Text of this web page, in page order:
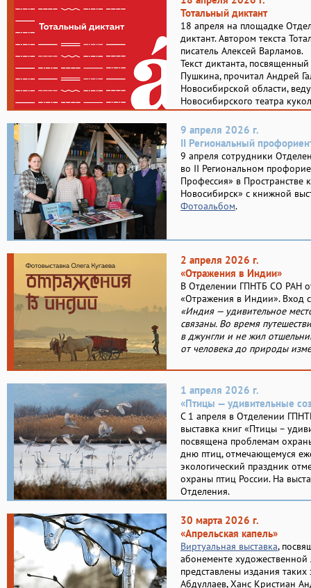
Тотальный диктант
18 апреля на площадке
диктант. Автором текста
писатель Алексей Варламов.
Текст диктанта,
Пушкина, прочитал Андрей
Новосибирской области,
Новосибирского театра
9 апреля 2026 г.
II Региональный
9 апреля сотрудники
во II Региональном
Профессия» в Пространстве
Новосибирск» с книжной
Фотоальбом.
2 апреля 2026 г.
«Отражения в Индии»
В Отделении ГПНТБ СО РАН
«Отражения в Индии». Вход
«Индия — удивительное
связаны. Во время
в джунгли и не жил
от человека до природы
1 апреля 2026 г.
«Птицы — удивительные
С 1 апреля в Отделении
выставка книг «Птицы –
посвящена проблемам
дню птиц, отмечающемуся
экологический праздник
охраны птиц России. На
Отделения.
30 марта 2026 г.
«Апрельская капель»
Виртуальная выставка,
абонементе
представлены издания
Абдуллаев, Ханс Кристиан